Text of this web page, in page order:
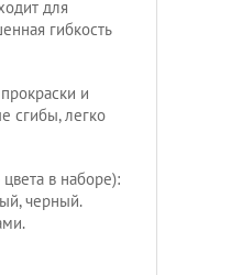
для
гибкость
и
сгибы, легко
в наборе):
черный.